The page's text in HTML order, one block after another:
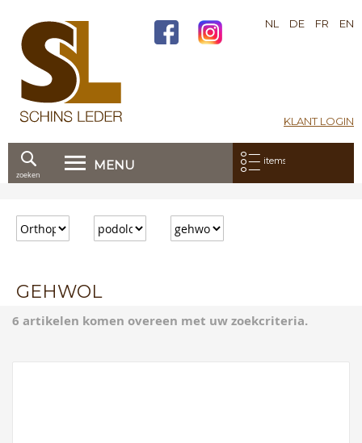
KLANT LOGIN
NL DE FR EN
MENU Mijn bestelling:
items
door
naar
zoeken
GEHWOL
6 artikelen komen overeen met uw zoekcriteria.